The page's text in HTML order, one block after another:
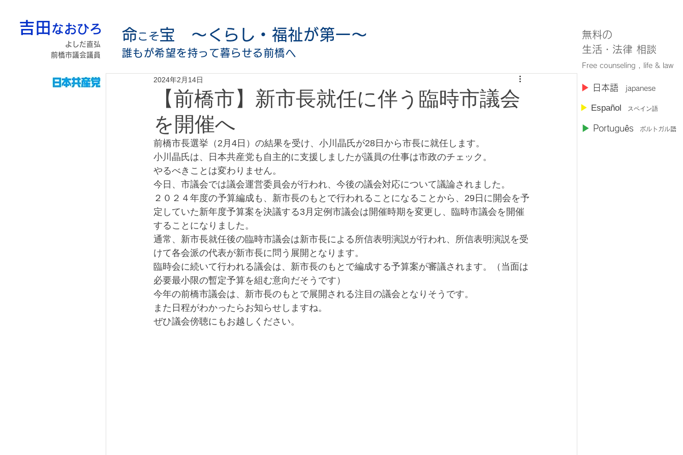
吉田 なおひろ
よしだ直弘
前橋市議会議員
無料の
​生活・法律 相談
Free counseling , life & law
​▶︎ 日本語 japanese
▶︎ Español スペイン語
▶︎ Português ポルトガル語
【前橋市】新市長就任に伴う臨時市議会
を開催へ
2024年2月14日
前橋市長選挙（2月4日）の結果を受け、小川晶氏が28日から市長に就任します。
小川晶氏は、日本共産党も自主的に支援しましたが議員の仕事は市政のチェック。
やるべきことは変わりません。
今日、市議会では議会運営委員会が行われ、今後の議会対応について議論されました。
２０２４年度の予算編成も、新市長のもとで行われることになることから、29日に開会を予
定していた新年度予算案を決議する3月定例市議会は開催時期を変更し、臨時市議会を開催
することになりました。
通常、新市長就任後の臨時市議会は新市長による所信表明演説が行われ、所信表明演説を受
けて各会派の代表が新市長に問う展開となります。
臨時会に続いて行われる議会は、新市長のもとで編成する予算案が審議されます。（当面は
必要最小限の暫定予算を組む意向だそうです）
今年の前橋市議会は、新市長のもとで展開される注目の議会となりそうです。
また日程がわかったらお知らせしますね。
ぜひ議会傍聴にもお越しください。
命こそ宝 〜くらし・福祉が第一〜
誰もが希望を持って暮らせる前橋へ